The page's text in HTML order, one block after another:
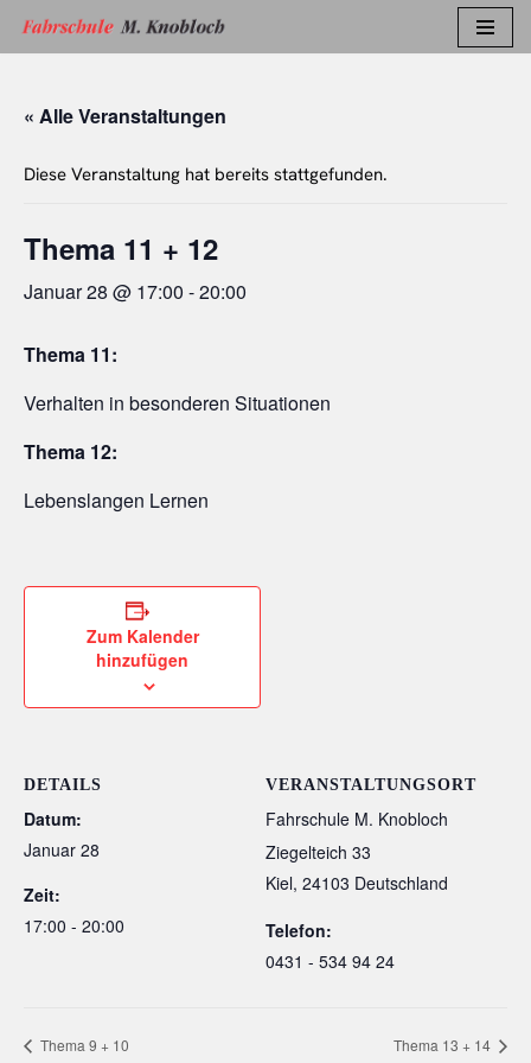
springen
« Alle Veranstaltungen
Diese Veranstaltung hat bereits stattgefunden.
Thema 11 + 12
Januar 28 @ 17:00 -20:00
Thema 11:
Verhalten in besonderen Situationen
Thema 12:
Lebenslangen Lernen
Zum Kalender
hinzufügen
DETAILS
Datum:
Januar 28
Zeit:
17:00 - 20:00
VERANSTALTUNGSORT
Fahrschule M. Knobloch
Ziegelteich 33
Kiel, 24103 Deutschland
Telefon:
0431 - 534 94 24
Thema 9 + 10 Thema 13 + 14